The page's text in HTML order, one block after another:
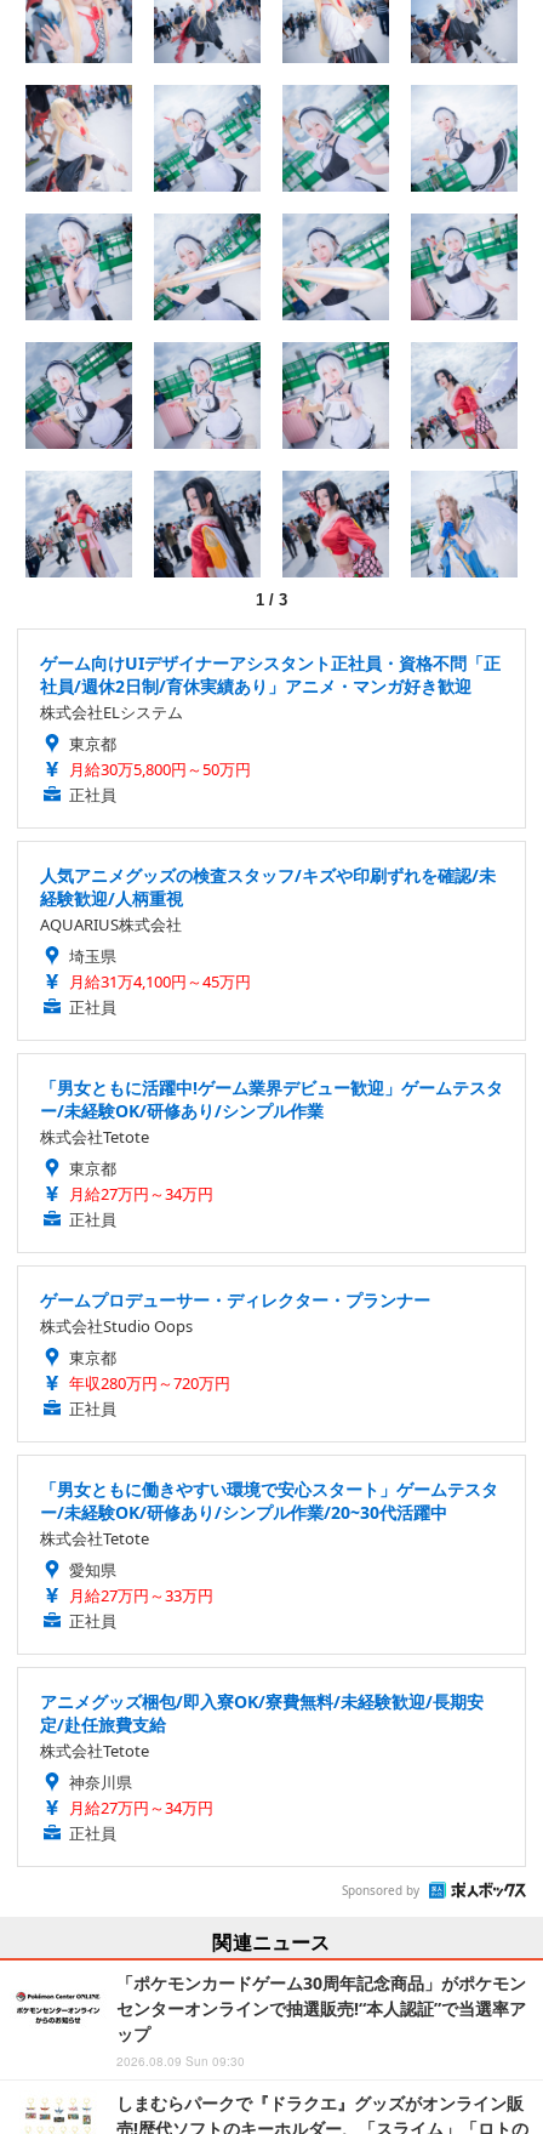
1 / 3
ゲーム向けUIデザイナーアシスタント正社員・資格不問「正
社員/週休2日制/育休実績あり」アニメ・マンガ好き歓迎
株式会社ELシステム
東京都
月給30万5,800円～50万円
正社員
人気アニメグッズの検査スタッフ/キズや印刷ずれを確認/未
経験歓迎/人柄重視
AQUARIUS株式会社
埼玉県
月給31万4,100円～45万円
正社員
「男女ともに活躍中!ゲーム業界デビュー歓迎」ゲームテスタ
ー/未経験OK/研修あり/シンプル作業
株式会社Tetote
東京都
月給27万円～34万円
正社員
ゲームプロデューサー・ディレクター・プランナー
株式会社Studio Oops
東京都
年収280万円～720万円
正社員
「男女ともに働きやすい環境で安心スタート」ゲームテスタ
ー/未経験OK/研修あり/シンプル作業/20~30代活躍中
株式会社Tetote
愛知県
月給27万円～33万円
正社員
アニメグッズ梱包/即入寮OK/寮費無料/未経験歓迎/長期安
定/赴任旅費支給
株式会社Tetote
神奈川県
月給27万円～34万円
正社員
Sponsored by
関連ニュース
「ポケモンカードゲーム30周年記念商品」がポケモン
センターオンラインで抽選販売!“本人認証”で当選率ア
ップ
2026.08.09 Sun 09:30
しまむらパークで『ドラクエ』グッズがオンライン販
売!歴代ソフトのキーホルダー、「スライム」「ロトの